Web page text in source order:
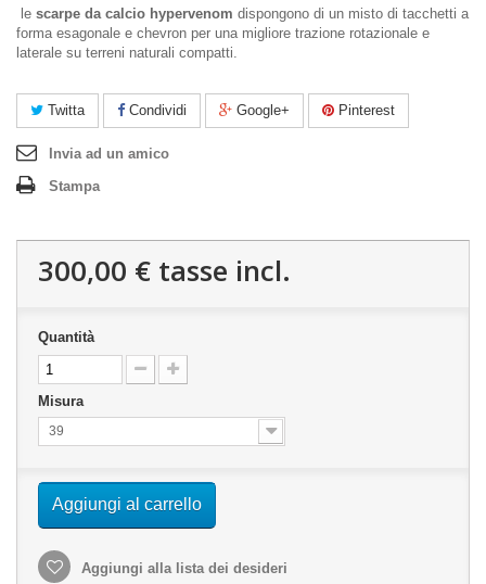
le scarpe da calcio hypervenom dispongono di un misto di tacchetti a
forma esagonale e chevron per una migliore trazione rotazionale e
laterale su terreni naturali compatti.
Twitta Condividi Google+ Pinterest
Invia ad un amico
Stampa
300,00 € tasse incl.
Quantità
Misura
39
Aggiungi al carrello
Aggiungi alla lista dei desideri